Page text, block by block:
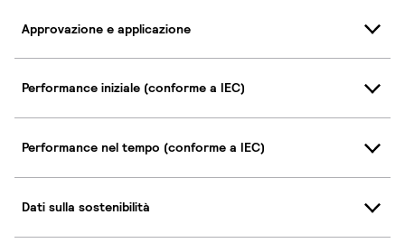
Approvazione e applicazione
Performance iniziale (conforme a IEC)
Performance nel tempo (conforme a IEC)
Dati sulla sostenibilità